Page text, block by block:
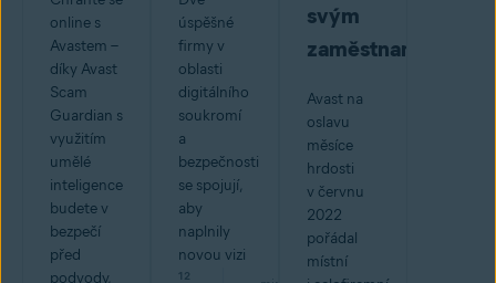
online s
Avastem –
díky Avast
Scam
Guardian s
využitím
umělé
inteligence
budete v
bezpečí
před
podvody,
úspěšné
firmy v
oblasti
digitálního
soukromí
a
bezpečnosti
se spojují,
aby
naplnily
novou vizi
12
svým
zaměstnancům
Avast na
oslavu
měsíce
hrdosti
v červnu
2022
pořádal
místní